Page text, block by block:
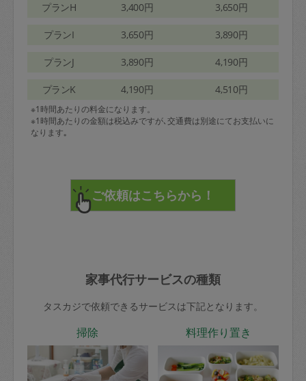
プランH 3,400円 3,650円
プランI 3,650円 3,890円
プランJ 3,890円 4,190円
プランK 4,190円 4,510円
※1時間あたりの料金になります。
※1時間あたりの金額は税込みですが､交通費は別途にてお支払いに
なります｡
家事代行サービスの種類
タスカジで依頼できるサービスは下記となります。
掃除 料理作り置き